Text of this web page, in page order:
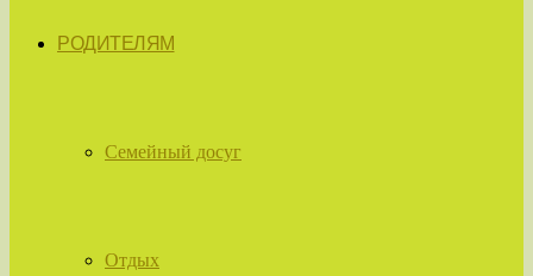
РОДИТЕЛЯМ
Семейный досуг
Отдых